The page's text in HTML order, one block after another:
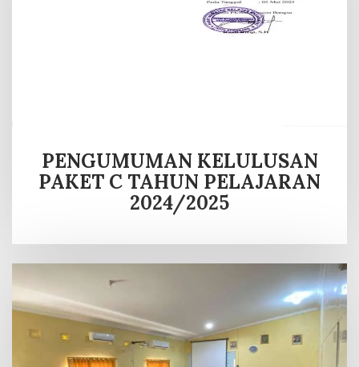
PENGUMUMAN KELULUSAN
PAKET C TAHUN PELAJARAN
2024/2025